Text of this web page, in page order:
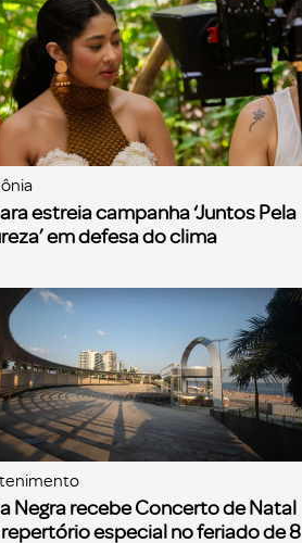
estreia campanha ‘Juntos Pela
em defesa do clima
Negra recebe Concerto de Natal
especial no feriado de 8